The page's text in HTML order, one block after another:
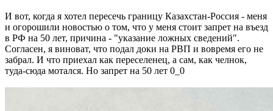
И вот, когда я хотел пересечь границу Казахстан-Россия - меня
и огорошили новостью о том, что у меня стоит запрет на въезд
в РФ на 50 лет, причина - "указание ложных сведений".
Согласен, я виноват, что подал доки на РВП и вовремя его не
забрал. И что приехал как переселенец, а сам, как челнок,
туда-сюда мотался. Но запрет на 50 лет 0_0